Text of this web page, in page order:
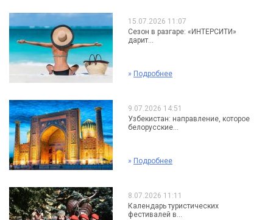
15.07.2026 11:07
Сезон в разгаре: «ИНТЕРСИТИ»
дарит...
» Подробнее
9.07.2026 14:51
Узбекистан: направление, которое
белорусские...
» Подробнее
8.07.2026 11:11
Календарь туристических
фестивалей в...